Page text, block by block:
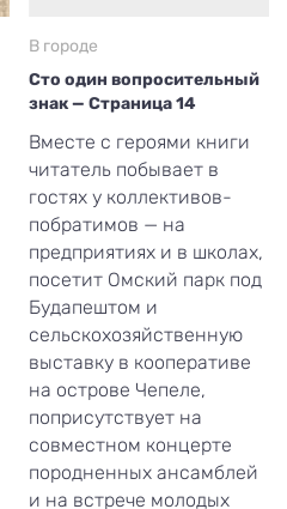
В городе
Сто один вопросительный
знак — Страница 14
Вместе с героями книги
читатель побывает в
гостях у коллективов-
побратимов — на
предприятиях и в школах,
посетит Омский парк под
Будапештом и
сельскохозяйственную
выставку в кооперативе
на острове Чепеле,
поприсутствует на
совместном концерте
породненных ансамблей
и на встрече молодых